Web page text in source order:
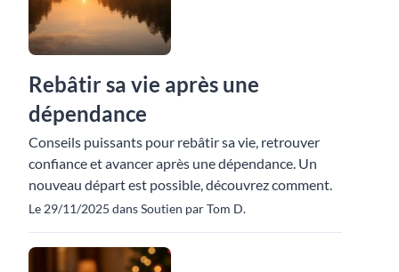
Rebâtir sa vie après une
dépendance
Conseils puissants pour rebâtir sa vie, retrouver
confiance et avancer après une dépendance. Un
nouveau départ est possible, découvrez comment.
Le 29/11/2025 dans Soutien par Tom D.